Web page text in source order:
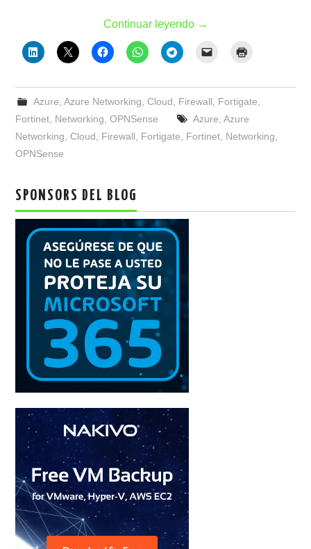
Continuar leyendo →
Azure Azure Networking Cloud Firewall Fortigate
Fortinet Networking ,OPNSense Azure Azure
Networking ,Cloud Firewall Fortigate Fortinet Networking
OPNSense
SPONSORS DEL BLOG